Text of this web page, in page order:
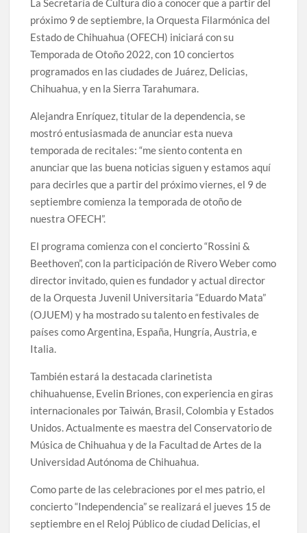
celebrarse en Delicias
actividades gratuitas para este mes de julio
próximo 9 de septiembre, la Orquesta Filarmónica del
Estado de Chihuahua (OFECH) iniciará con su
Temporada de Otoño 2022, con 10 conciertos
programados en las ciudades de Juárez, Delicias,
Chihuahua, y en la Sierra Tarahumara.
Alejandra Enríquez, titular de la dependencia, se
mostró entusiasmada de anunciar esta nueva
temporada de recitales: “me siento contenta en
anunciar que las buena noticias siguen y estamos aquí
para decirles que a partir del próximo viernes, el 9 de
septiembre comienza la temporada de otoño de
nuestra OFECH”.
El programa comienza con el concierto “Rossini &
Beethoven”, con la participación de Rivero Weber como
director invitado, quien es fundador y actual director
de la Orquesta Juvenil Universitaria “Eduardo Mata”
(OJUEM) y ha mostrado su talento en festivales de
países como Argentina, España, Hungría, Austria, e
Italia.
También estará la destacada clarinetista
chihuahuense, Evelin Briones, con experiencia en giras
internacionales por Taiwán, Brasil, Colombia y Estados
Unidos. Actualmente es maestra del Conservatorio de
Música de Chihuahua y de la Facultad de Artes de la
Universidad Autónoma de Chihuahua.
Como parte de las celebraciones por el mes patrio, el
concierto “Independencia” se realizará el jueves 15 de
septiembre en el Reloj Público de ciudad Delicias, el